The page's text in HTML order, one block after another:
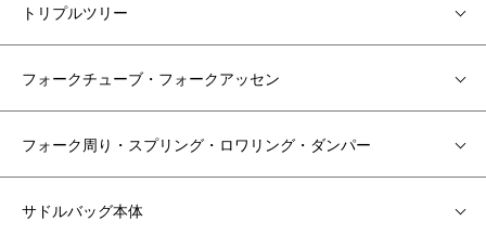
トリプルツリー
フォークチューブ・フォークアッセン
フォーク周り・スプリング・ロワリング・ダンパー
サドルバッグ本体